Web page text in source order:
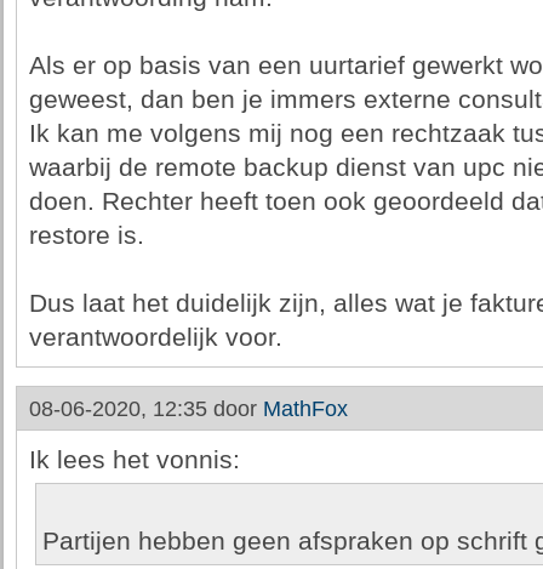
Als er op basis van een uurtarief gewerkt
geweest, dan ben je immers externe
Ik kan me volgens mij nog een rechtzaak
waarbij de remote backup dienst van upc
doen. Rechter heeft toen ook geoordeeld
restore is.
Dus laat het duidelijk zijn, alles wat je
verantwoordelijk voor.
08-06-2020, 12:35 door MathFox
Ik lees het vonnis:
Partijen hebben geen afspraken op schrift